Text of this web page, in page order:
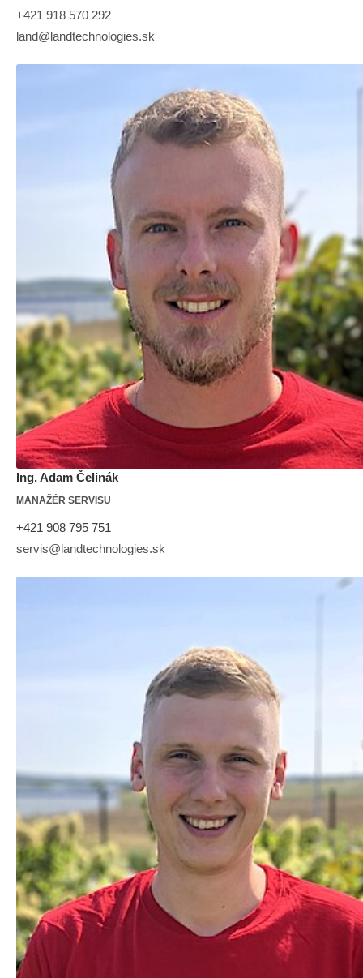
+421 918 570 292
land@landtechnologies.sk
Ing. Adam Čelinák
MANAŽÉR SERVISU
+421 908 795 751
servis@landtechnologies.sk